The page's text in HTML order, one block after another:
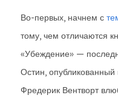
Во-первых, начнем с
тому, чем отличаются
«Убеждение» —
Остин, опубликованный
Фредерик Вентворт